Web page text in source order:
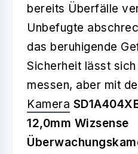
bereits Überfälle
Unbefugte
das beruhigende
Sicherheit lässt
messen, aber mit
Kamera
12,0mm Wizsense